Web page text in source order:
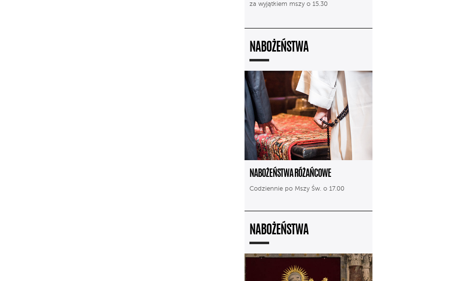
za wyjątkiem mszy o 15.30
NABOŻEŃSTWA
NABOŻEŃSTWA RÓŻAŃCOWE
Codziennie po Mszy Św. o 17.00
NABOŻEŃSTWA